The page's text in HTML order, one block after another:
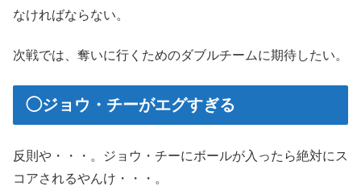
なければならない。
次戦では、奪いに行くためのダブルチームに期待したい。
◯ジョウ・チーがエグすぎる
反則や・・・。ジョウ・チーにボールが入ったら絶対にス
コアされるやんけ・・・。